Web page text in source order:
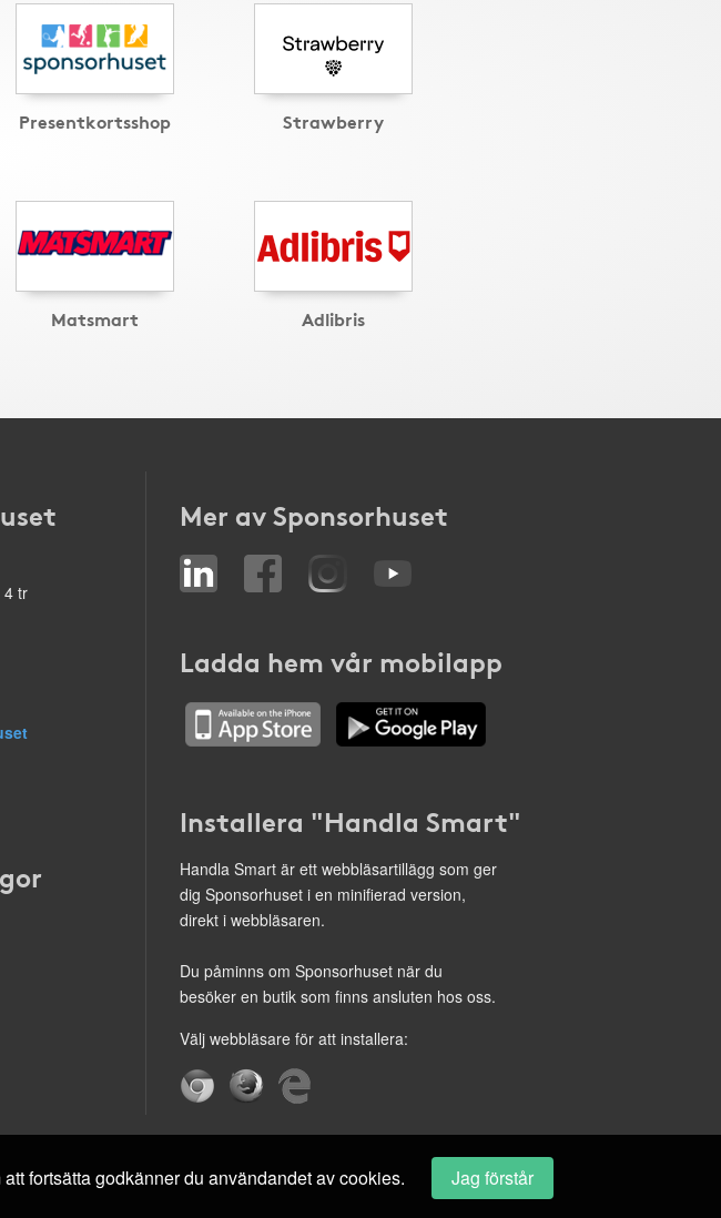
Presentkortsshop Strawberry
Matsmart Adlibris
4 tr
Mer av Sponsorhuset
Ladda hem vår mobilapp
Installera "Handla Smart"
Handla Smart är ett webbläsartillägg som ger
dig Sponsorhuset i en minifierad version,
direkt i webbläsaren.
Du påminns om Sponsorhuset när du
besöker en butik som finns ansluten hos oss.
Välj webbläsare för att installera:
fortsätta godkänner du användandet av cookies. Jag förstår